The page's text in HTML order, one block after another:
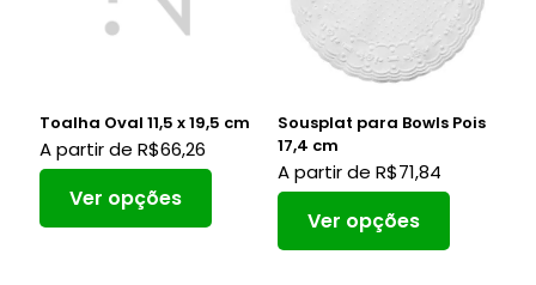
Toalha Oval 11,5 x 19,5 cm
A partir de R$66,26
Ver opções
Sousplat para Bowls Pois
17,4 cm
A partir de R$71,84
Ver opções